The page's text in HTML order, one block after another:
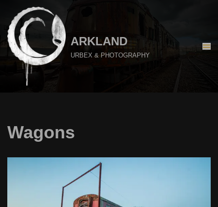
Aller
au
contenu
ARKLAND
URBEX & PHOTOGRAPHY
Wagons